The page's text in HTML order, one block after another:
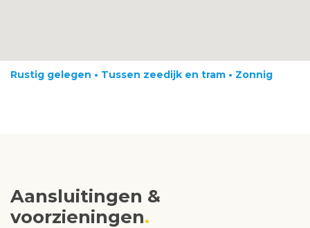
Rustig gelegen • Tussen zeedijk en tram • Zonnig
Aansluitingen &
voorzieningen